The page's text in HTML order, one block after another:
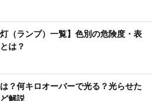
灯（ランプ）一覧】色別の危険度・表
は？
？何キロオーバーで光る？光らせた
解説